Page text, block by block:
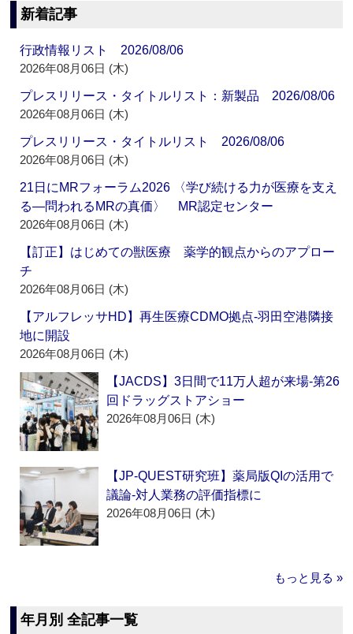
新着記事
行政情報リスト 2026/08/06
2026年08月06日 (木)
プレスリリース・タイトルリスト：新製品 2026/08/06
2026年08月06日 (木)
プレスリリース・タイトルリスト 2026/08/06
2026年08月06日 (木)
21日にMRフォーラム2026 〈学び続ける力が医療を支え
る―問われるMRの真価〉 MR認定センター
2026年08月06日 (木)
【訂正】はじめての獣医療 薬学的観点からのアプロー
チ
2026年08月06日 (木)
【アルフレッサHD】再生医療CDMO拠点‐羽田空港隣接
地に開設
2026年08月06日 (木)
【JACDS】3日間で11万人超が来場‐第26
回ドラッグストアショー
2026年08月06日 (木)
【JP-QUEST研究班】薬局版QIの活用で
議論‐対人業務の評価指標に
2026年08月06日 (木)
もっと見る »
年月別 全記事一覧